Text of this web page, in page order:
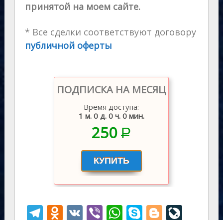
принятой на моем сайте.
* Все сделки соответствуют договору
публичной оферты
ПОДПИСКА НА МЕСЯЦ
Время доступа:
1 м. 0 д. 0 ч. 0 мин.
250P
–
T O V Vi W S Bl Li